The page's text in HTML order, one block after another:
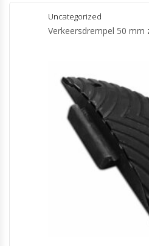
Uncategorized
Verkeersdrempel 50 mm